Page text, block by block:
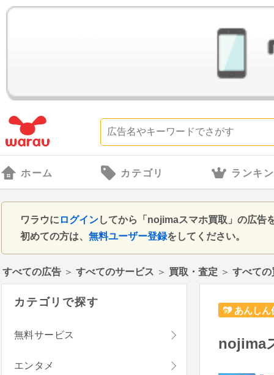
ホーム カテゴリ ランキ
ワラウに ログインしてから「nojimaスマホ買取」の広告
初めての方は、 無料ユーザー登録をしてください。
すべての広告 ＞ すべてのサービス ＞ 買取・査定 ＞ すべての
あんしん
nojima
カテゴリで探す
無料サービス
エンタメ